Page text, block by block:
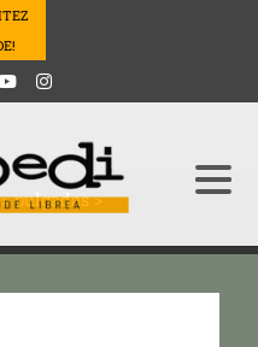
pulgadas>